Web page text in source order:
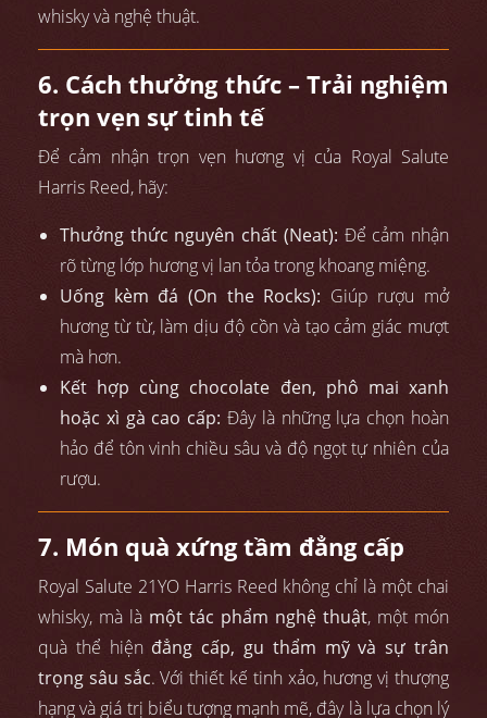
whisky và nghệ thuật.
6. Cách thưởng thức – Trải nghiệm
trọn vẹn sự tinh tế
Để cảm nhận trọn vẹn hương vị của Royal Salute
Harris Reed, hãy:
Thưởng thức nguyên chất (Neat): Để cảm nhận
rõ từng lớp hương vị lan tỏa trong khoang miệng.
Uống kèm đá (On the Rocks): Giúp rượu mở
hương từ từ, làm dịu độ cồn và tạo cảm giác mượt
mà hơn.
Kết hợp cùng chocolate đen, phô mai xanh
hoặc xì gà cao cấp: Đây là những lựa chọn hoàn
hảo để tôn vinh chiều sâu và độ ngọt tự nhiên của
rượu.
7. Món quà xứng tầm đẳng cấp
Royal Salute 21YO Harris Reed không chỉ là một chai
whisky, mà là một tác phẩm nghệ thuật, một món
quà thể hiện đẳng cấp, gu thẩm mỹ và sự trân
trọng sâu sắc. Với thiết kế tinh xảo, hương vị thượng
hạng và giá trị biểu tượng mạnh mẽ, đây là lựa chọn lý